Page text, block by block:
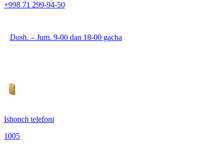
+998 71 299-94-50
Dush. – Jum. 9-00 dan 18-00 gacha
Ishonch telefoni
1005